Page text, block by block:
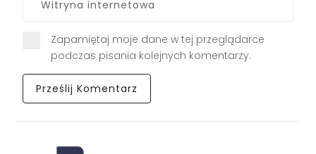
Zapamiętaj moje dane w tej przeglądarce
podczas pisania kolejnych komentarzy.